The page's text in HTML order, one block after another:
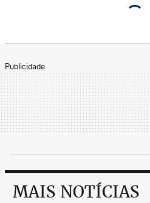
Publicidade
MAIS NOTÍCIAS